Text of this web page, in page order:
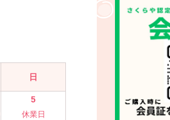
日
5
休業日